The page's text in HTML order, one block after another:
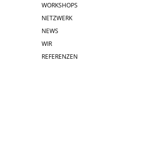
WORKSHOPS
NETZWERK
NEWS
WIR
REFERENZEN